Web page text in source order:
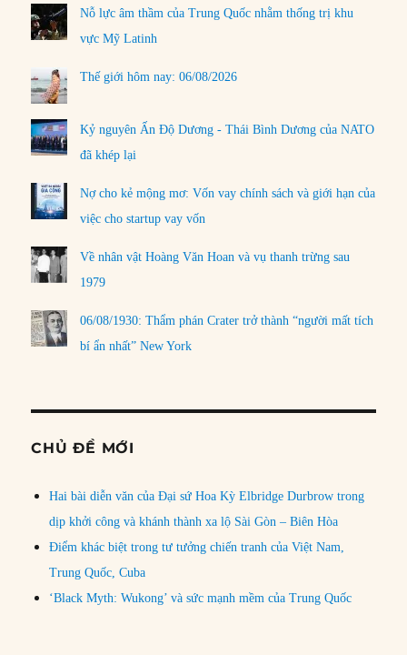
Nỗ lực âm thầm của Trung Quốc nhằm thống trị khu
vực Mỹ Latinh
Thế giới hôm nay: 06/08/2026
Kỷ nguyên Ấn Độ Dương - Thái Bình Dương của NATO
đã khép lại
Nợ cho kẻ mộng mơ: Vốn vay chính sách và giới hạn của
việc cho startup vay vốn
Về nhân vật Hoàng Văn Hoan và vụ thanh trừng sau
1979
06/08/1930: Thẩm phán Crater trở thành “người mất tích
bí ẩn nhất” New York
CHỦ ĐỀ MỚI
Hai bài diễn văn của Đại sứ Hoa Kỳ Elbridge Durbrow trong
dịp khởi công và khánh thành xa lộ Sài Gòn – Biên Hòa
Điểm khác biệt trong tư tưởng chiến tranh của Việt Nam,
Trung Quốc, Cuba
‘Black Myth: Wukong’ và sức mạnh mềm của Trung Quốc